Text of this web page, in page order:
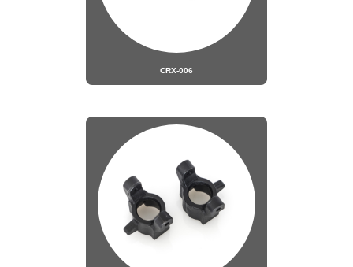
CRX-006